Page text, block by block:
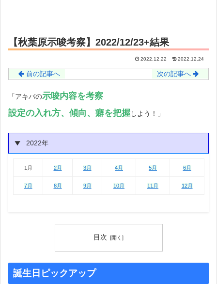
【秋葉原示唆考察】2022/12/23+結果
2022.12.22 2022.12.24
前の記事へ 次の記事へ
「アキバの示唆内容を考察
設定の入れ方、傾向、癖を把握しよう！」
2022年
1月 2月 3月 4月 5月 6月
7月 8月 9月 10月 11月 12月
目次
誕生日ピックアップ